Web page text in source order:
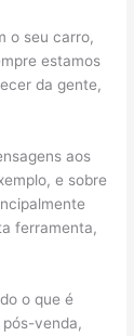
o seu carro,
estamos
da gente,
aos
e sobre
ferramenta,
o que é
venda,